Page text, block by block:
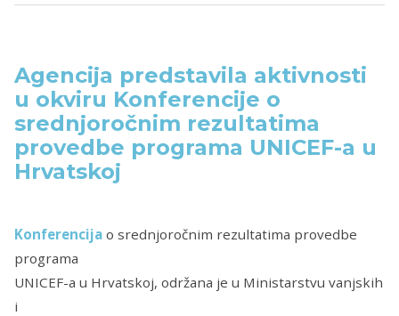
Agencija predstavila aktivnosti
u okviru Konferencije o
srednjoročnim rezultatima
provedbe programa UNICEF-a u
Hrvatskoj
Konferencija o srednjoročnim rezultatima provedbe
programa
UNICEF-a u Hrvatskoj, održana je u Ministarstvu vanjskih
i